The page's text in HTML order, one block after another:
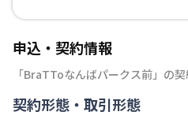
申込・契約情報
「BraTToなんばパークス前 」の
契約形態・取引形態